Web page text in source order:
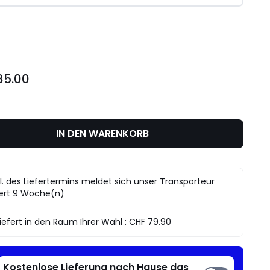
IN DEN WARENKORB
des Liefertermins meldet sich unser Transporteur
9 Woche(n)
in den Raum Ihrer Wahl :CHF 79.90